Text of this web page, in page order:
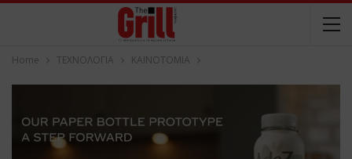
Home ΤΕΧΝΟΛΟΓΙΑ ΚΑΙΝΟΤΟΜΙΑ